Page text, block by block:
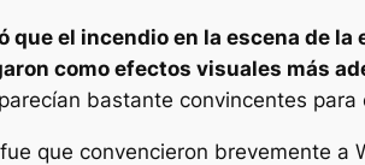
que el incendio en la escena de
como efectos visuales más
bastante convincentes para
que convencieron brevemente